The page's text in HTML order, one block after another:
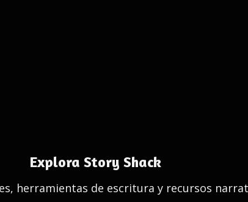
Explora Story Shack
herramientas de escritura y recursos